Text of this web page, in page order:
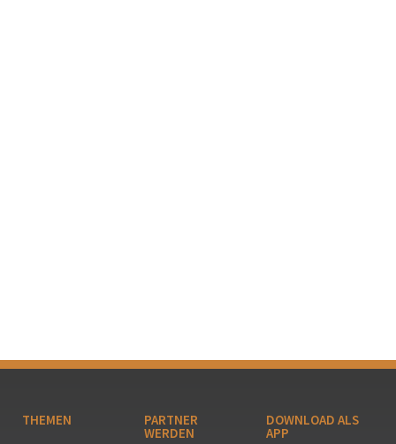
THEMEN PARTNER
WERDEN
DOWNLOAD ALS
APP